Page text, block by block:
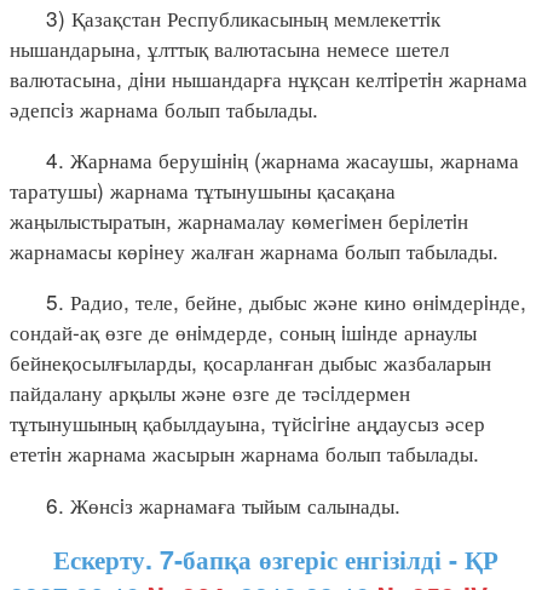
3) Қазақстан Республикасының мемлекеттiк
нышандарына, ұлттық валютасына немесе шетел
валютасына, дiни нышандарға нұқсан келтiретiн жарнама
әдепсiз жарнама болып табылады.
4. Жарнама берушiнiң (жарнама жасаушы, жарнама
таратушы) жарнама тұтынушыны қасақана
жаңылыстыратын, жарнамалау көмегiмен берiлетiн
жарнамасы көрiнеу жалған жарнама болып табылады.
5. Радио, теле, бейне, дыбыс және кино өнiмдерiнде,
сондай-ақ өзге де өнiмдерде, соның iшiнде арнаулы
бейнеқосылғыларды, қосарланған дыбыс жазбаларын
пайдалану арқылы және өзге де тәсiлдермен
тұтынушының қабылдауына, түйсiгiне аңдаусыз әсер
ететiн жарнама жасырын жарнама болып табылады.
6. Жөнсiз жарнамаға тыйым салынады.
Ескерту. 7-бапқа өзгеріс енгізілді - ҚР